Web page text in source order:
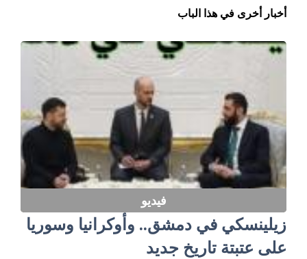
أخبار أخرى في هذا الباب
فيديو
زيلينسكي في دمشق.. وأوكرانيا وسوريا
على عتبتة تاريخ جديد